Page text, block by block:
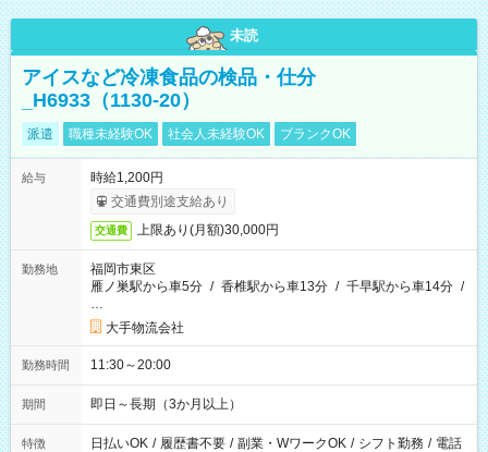
未読
アイスなど冷凍食品の検品・仕分
_H6933（1130-20）
派遣 職種未経験OK 社会人未経験OK ブランクOK
給与
時給1,200円
交通費別途支給あり
交通費 上限あり(月額)30,000円
勤務地
福岡市東区
雁ノ巣駅から車5分 / 香椎駅から車13分 / 千早駅から車14分 /
…
大手物流会社
勤務時間 11:30～20:00
期間 即日～長期（3か月以上）
特徴 日払いOK / 履歴書不要 / 副業・WワークOK / シフト勤務 / 電話